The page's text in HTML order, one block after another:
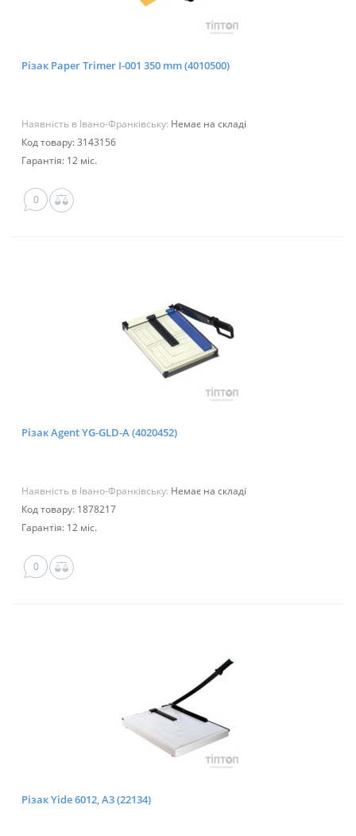
Різак Paper Trimer I-001 350 mm (4010500)
Наявність в Івано-Франківську: Немає на складі
Код товару: 3143156
Гарантія: 12 міс.
0
Різак Agent YG-GLD-A (4020452)
Наявність в Івано-Франківську: Немає на складі
Код товару: 1878217
Гарантія: 12 міс.
0
Різак Yide 6012, А3 (22134)